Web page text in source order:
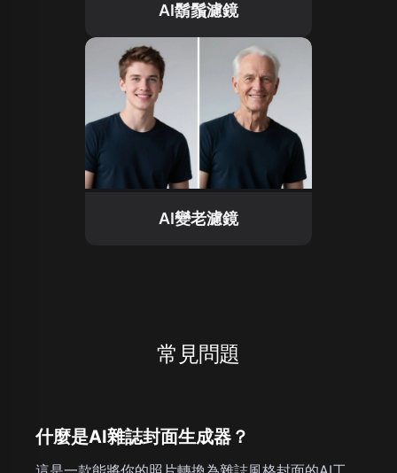
AI鬍鬚濾鏡
AI變老濾鏡
常見問題
什麼是AI雜誌封面生成器？